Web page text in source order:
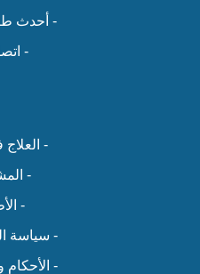
- أحدث
-
- العلاج
-
-
- سياسة
-